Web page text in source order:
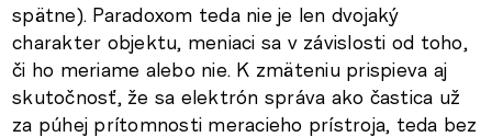
spätne). Paradoxom teda nie je len dvojaký
charakter objektu, meniaci sa v závislosti od toho,
či ho meriame alebo nie. K zmäteniu prispieva aj
skutočnosť, že sa elektrón správa ako častica už
za púhej prítomnosti meracieho prístroja, teda bez